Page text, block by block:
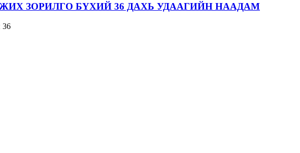
ЗОРИЛГО БҮХИЙ 36 ДАХЬ УДААГИЙН НААДАМ
36